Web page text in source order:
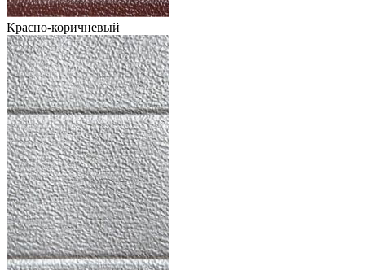
Красно-коричневый